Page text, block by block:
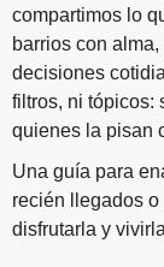
compartimos lo
barrios con
decisiones
filtros, ni tópicos:
quienes la pisan
Una guía para
recién llegados
disfrutarla y